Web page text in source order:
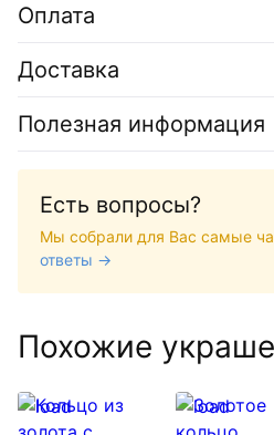
Оплата
Доставка
Полезная информация
Есть вопросы?
Мы собрали для Вас самые
ответы →
Похожие